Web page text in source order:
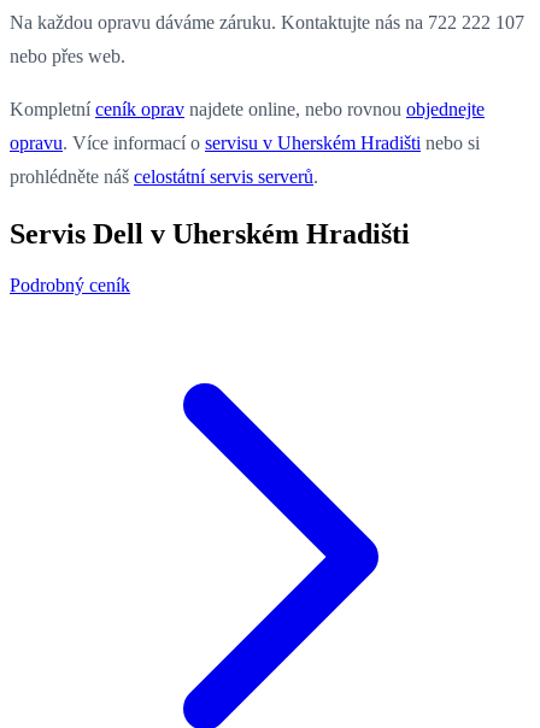
Na každou opravu dáváme záruku. Kontaktujte nás na 722 222 107
nebo přes web.
Kompletníceník oprav najdete online, nebo rovnou objednejte
opravu. Více informací o servisu v Uherském Hradišti nebo si
prohlédněte náš celostátní servis serverů.
Servis Dell v Uherském Hradišti
Podrobný ceník